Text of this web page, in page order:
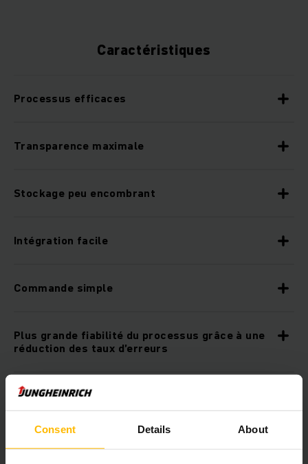
Consent Details About
Caractéristiques
Processus efficaces
Transparence maximale
Stockage peu encombrant
Intégration facile
Commande simple
Plus grande fiabilité du processus grâce à une
réduction des taux d’erreurs
À l'épreuve du futur à tout moment